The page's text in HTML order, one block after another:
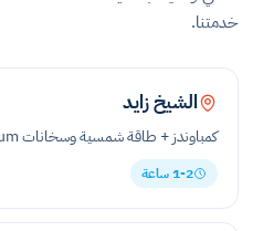
خدمتنا.
الشيخ زايد
كمباوندز + طاقة شمسية وسخانات Premium
1-2 ساعة